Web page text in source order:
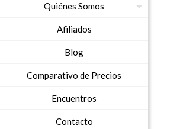
Quiénes Somos
Afiliados
Blog
Comparativo de Precios
Encuentros
Contacto